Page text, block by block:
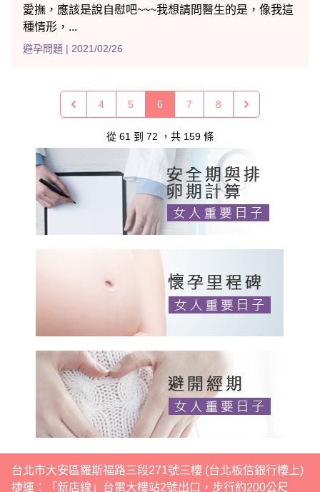
愛撫，應該是說自慰吧~~~我想請問醫生的是，像我這
種情形，...
避孕問題 | 2021/02/26
4 5 6 7 8
從 61 到 72 ，共 159 條
台北市大安區羅斯福路三段271號三樓 (台北板信銀行樓上)
捷運：「新店線」台電大樓站2號出口，步行約200公尺